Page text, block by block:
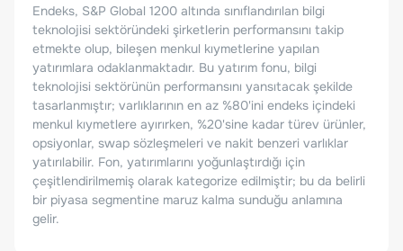
Endeks, S&P Global 1200 altında sınıflandırılan bilgi
teknolojisi sektöründeki şirketlerin performansını takip
etmekte olup, bileşen menkul kıymetlerine yapılan
yatırımlara odaklanmaktadır. Bu yatırım fonu, bilgi
teknolojisi sektörünün performansını yansıtacak şekilde
tasarlanmıştır; varlıklarının en az %80'ini endeks içindeki
menkul kıymetlere ayırırken, %20'sine kadar türev ürünler,
opsiyonlar, swap sözleşmeleri ve nakit benzeri varlıklar
yatırılabilir. Fon, yatırımlarını yoğunlaştırdığı için
çeşitlendirilmemiş olarak kategorize edilmiştir; bu da belirli
bir piyasa segmentine maruz kalma sunduğu anlamına
gelir.